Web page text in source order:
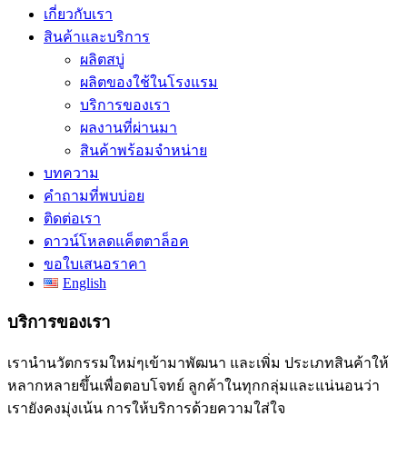
เกี่ยวกับเรา
สินค้าและบริการ
ผลิตสบู่
ผลิตของใช้ในโรงแรม
บริการของเรา
ผลงานที่ผ่านมา
สินค้าพร้อมจำหน่าย
บทความ
คำถามที่พบบ่อย
ติดต่อเรา
ดาวน์โหลดแค็ตตาล็อค
ขอใบเสนอราคา
English
บริการของเรา
เรานำนวัตกรรมใหม่ๆเข้ามาพัฒนา และเพิ่ม ประเภทสินค้าให้
หลากหลายขึ้นเพื่อตอบโจทย์ ลูกค้าในทุกกลุ่มและแน่นอนว่า
เรายังคงมุ่งเน้น การให้บริการด้วยความใส่ใจ